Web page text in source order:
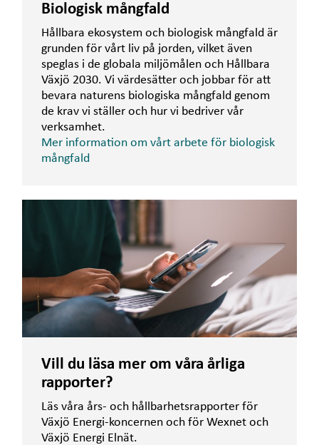
Biologisk mångfald
Hållbara ekosystem och biologisk mångfald är
grunden för vårt liv på jorden, vilket även
speglas i de globala miljömålen och Hållbara
Växjö 2030. Vi värdesätter och jobbar för att
bevara naturens biologiska mångfald genom
de krav vi ställer och hur vi bedriver vår
verksamhet.
Mer information om vårt arbete för biologisk
mångfald
Vill du läsa mer om våra årliga
rapporter?
Läs våra års- och hållbarhetsrapporter för
Växjö Energi-koncernen och för Wexnet och
Växjö Energi Elnät.